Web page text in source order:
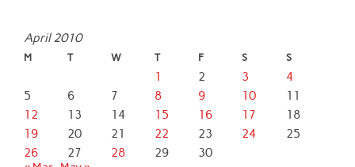
April 2010
M T W T F S S
1 2 3
4
5
6 7 8 9 10
11
12
13 14 15 16 17
18
19
20 21 22 23 24
25
26
27 28 29
30